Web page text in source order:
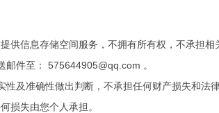
供信息存储空间服务，不拥有所有权，不承担相
件至： 575644905@qq.com 。
性及准确性做出判断，不承担任何财产损失和法
损失由您个人承担。